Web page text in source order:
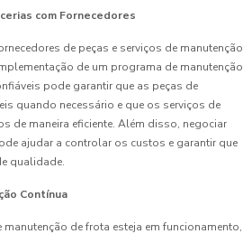
com Fornecedores
de peças e serviços de manutenção
de um programa de manutenção
pode garantir que as peças de
quando necessário e que os serviços de
de maneira eficiente. Além disso, negociar
ajudar a controlar os custos e garantir que
qualidade.
Contínua
de frota esteja em funcionamento,